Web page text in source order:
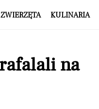
ZWIERZĘTA KULINARIA
na